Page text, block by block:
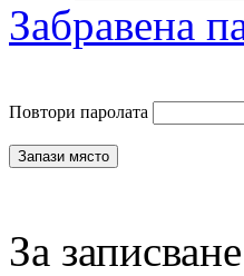
Забравена
Повтори паролата
За